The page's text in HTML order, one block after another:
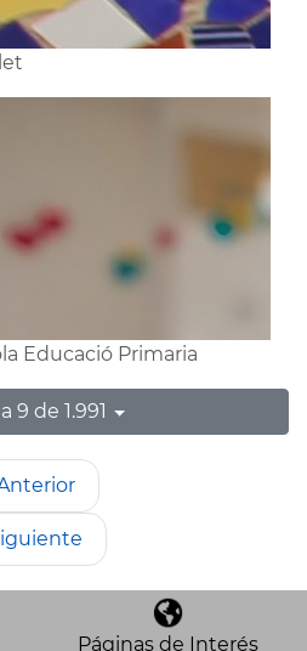
Educació Primaria
9 de 1.991
Páginas de Interés